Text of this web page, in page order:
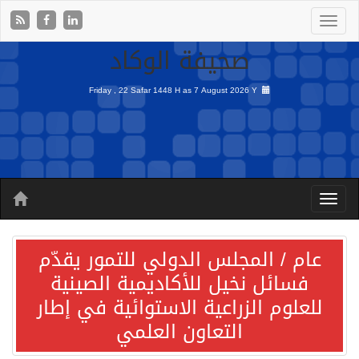
صحيفة الوكاد
Friday , 22 Safar 1448 H as7 August 2026 Y
عام / المجلس الدولي للتمور يقدّم
فسائل نخيل للأكاديمية الصينية
للعلوم الزراعية الاستوائية في إطار
التعاون العلمي